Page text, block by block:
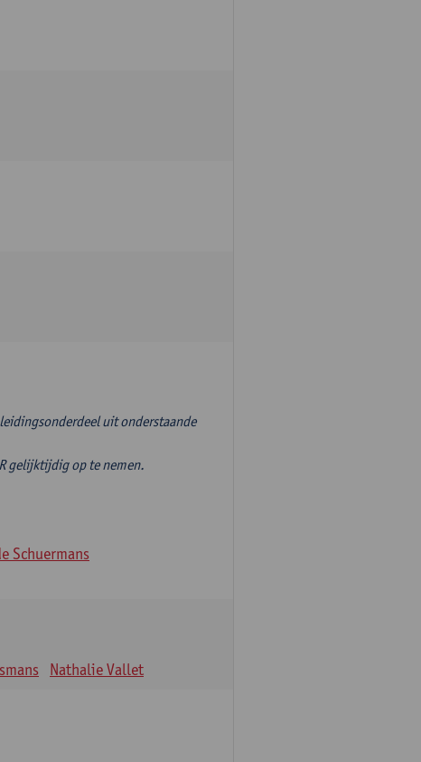
uit onderstaande
gelijktijdig op te nemen.
Schuermans
Nathalie Vallet